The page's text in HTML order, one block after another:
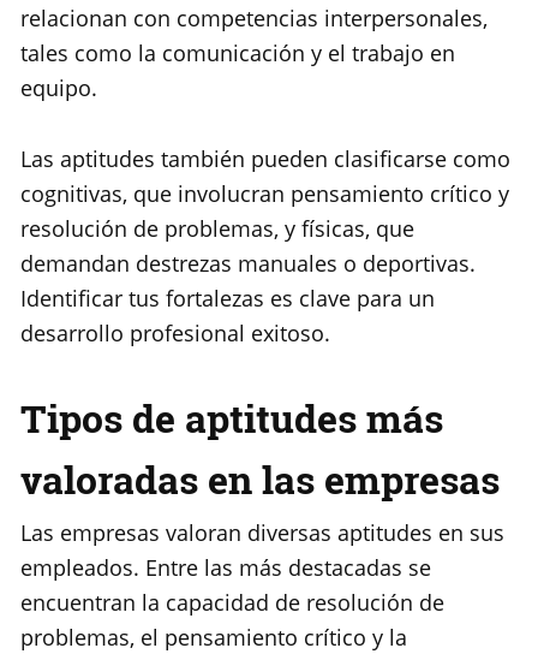
relacionan con competencias interpersonales,
tales como la comunicación y el trabajo en
equipo.
Las aptitudes también pueden clasificarse como
cognitivas, que involucran pensamiento crítico y
resolución de problemas, y físicas, que
demandan destrezas manuales o deportivas.
Identificar tus fortalezas es clave para un
desarrollo profesional exitoso.
Tipos de aptitudes más
valoradas en las empresas
Las empresas valoran diversas aptitudes en sus
empleados. Entre las más destacadas se
encuentran la capacidad de resolución de
problemas, el pensamiento crítico y la